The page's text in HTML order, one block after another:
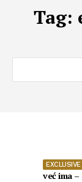
Tag:
već ima